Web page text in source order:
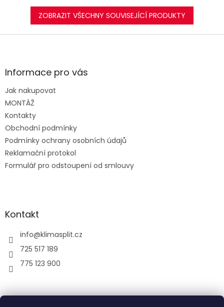
ZOBRAZIT VŠECHNY SOUVISEJÍCÍ PRODUKTY
Z
aInformace pro vás
Jak nakupovat
MONTÁŽ
Kontakty
Obchodní podmínky
Podmínky ochrany osobních údajů
Reklamační protokol
Formulář pro odstoupení od smlouvy
Kontakt
info@klimasplit.cz
725 517 189
775 123 900